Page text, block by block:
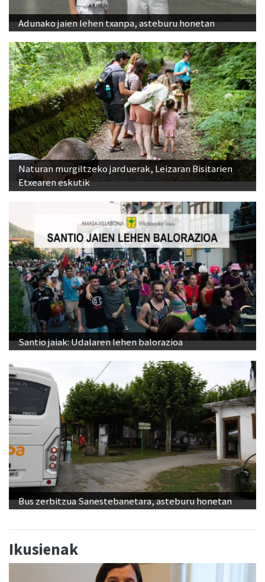
Adunako jaien lehen txanpa, asteburu honetan
Naturan murgiltzeko jarduerak, Leizaran Bisitarien
Etxearen eskutik
Santio jaiak: Udalaren lehen balorazioa
Bus zerbitzua Sanestebanetara, asteburu honetan
Ikusienak